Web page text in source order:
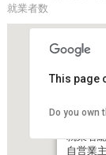
就業者数
就業者
自営業
This page
Do you own